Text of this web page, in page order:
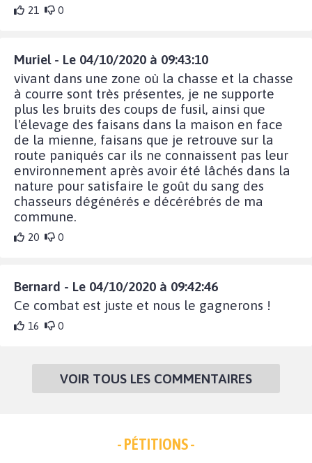
21 0
Muriel - Le 04/10/2020 à 09:43:10
vivant dans une zone où la chasse et la chasse
à courre sont très présentes, je ne supporte
plus les bruits des coups de fusil, ainsi que
l'élevage des faisans dans la maison en face
de la mienne, faisans que je retrouve sur la
route paniqués car ils ne connaissent pas leur
environnement après avoir été lâchés dans la
nature pour satisfaire le goût du sang des
chasseurs dégénérés e décérébrés de ma
commune.
20 0
Bernard - Le 04/10/2020 à 09:42:46
Ce combat est juste et nous le gagnerons !
16 0
VOIR TOUS LES COMMENTAIRES
- PÉTITIONS -